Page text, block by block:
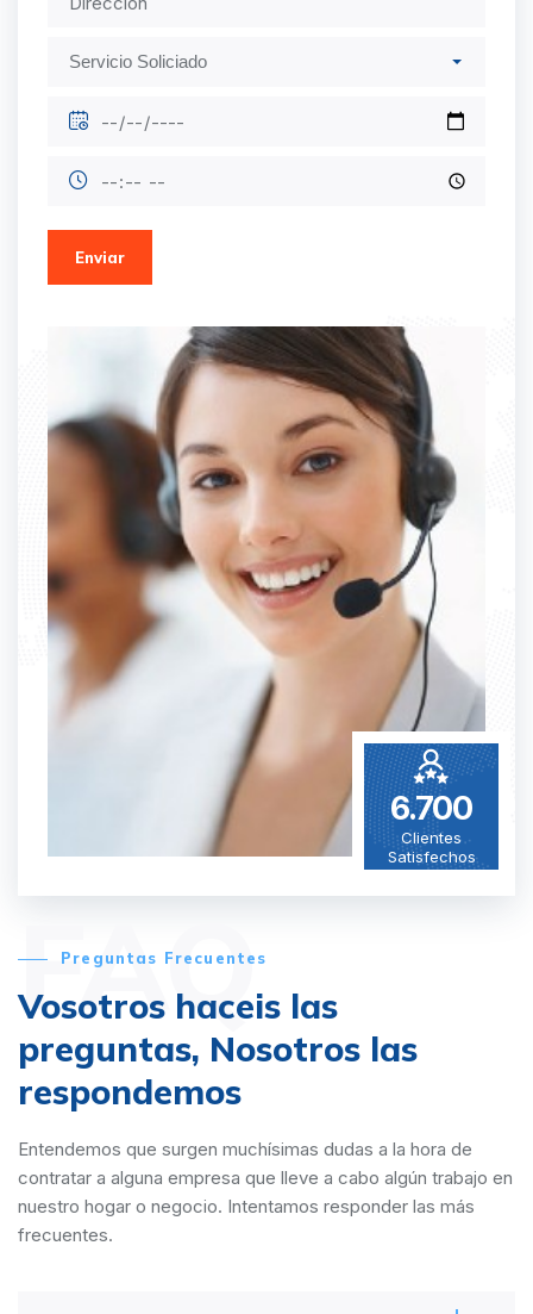
Enviar
6.700
Clientes
Satisfechos
FAQ
Preguntas Frecuentes
Vosotros haceis las
preguntas, Nosotros las
respondemos
Entendemos que surgen muchísimas dudas a la hora de
contratar a alguna empresa que lleve a cabo algún trabajo en
nuestro hogar o negocio. Intentamos responder las más
frecuentes.